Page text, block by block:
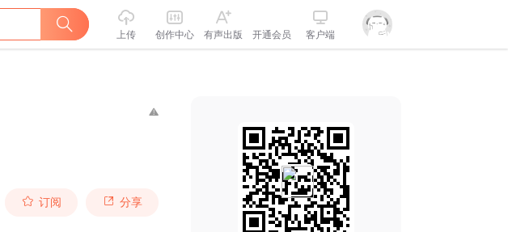
上传 创作中心 有声出版 开通会员 客户端
订阅 分享